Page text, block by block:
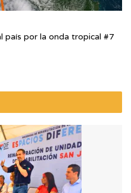
país por la onda tropical #7